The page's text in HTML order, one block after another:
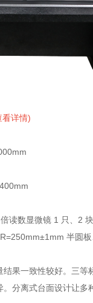
看详情)
读数显微镜 1 只、2
半圆板
果一致性较好。三等
分离式台面设计让